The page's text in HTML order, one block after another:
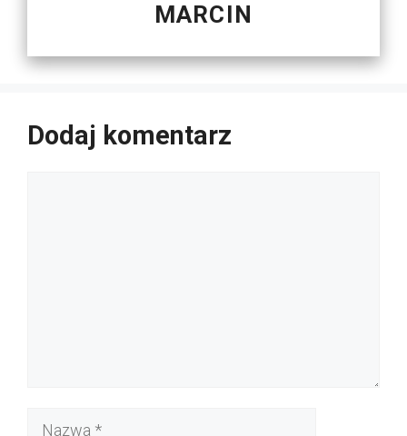
MARCIN
Dodaj komentarz
Nazwa